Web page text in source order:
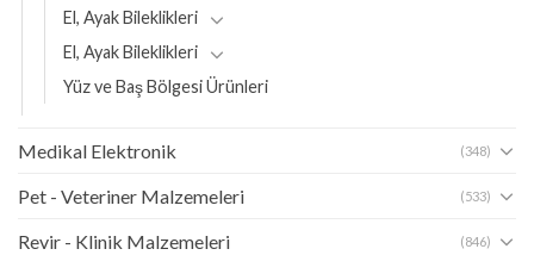
El, Ayak Bileklikleri
El, Ayak Bileklikleri
Yüz ve Baş Bölgesi Ürünleri
Medikal Elektronik (348)
Pet - Veteriner Malzemeleri (533)
Revir - Klinik Malzemeleri (846)